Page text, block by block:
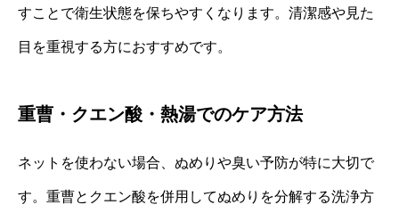
すことで衛生状態を保ちやすくなります。清潔感や見た
目を重視する方におすすめです。
重曹・クエン酸・熱湯でのケア方法
ネットを使わない場合、ぬめりや臭い予防が特に大切で
す。重曹とクエン酸を併用してぬめりを分解する洗浄方